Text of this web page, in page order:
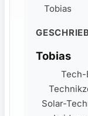
Tobias
Tobias
Tech-
Solar-